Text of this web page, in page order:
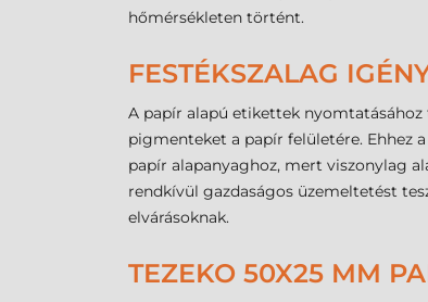
hőmérsékleten történt.
FESTÉKSZALAG
A papír alapú etikettek
pigmenteket a papír felületére. Ehhez
papír alapanyaghoz, mert viszonylag
rendkívül gazdaságos üzemeltetést
elvárásoknak.
TEZEKO 50X25 MM